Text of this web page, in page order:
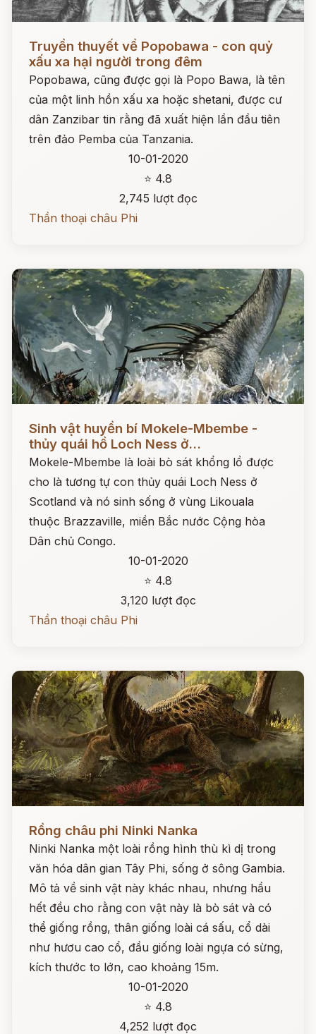
Đọc ngay
Truyền thuyết về Popobawa - con quỷ
xấu xa hại người trong đêm
Popobawa, cũng được gọi là Popo Bawa, là tên
của một linh hồn xấu xa hoặc shetani, được cư
dân Zanzibar tin rằng đã xuất hiện lần đầu tiên
trên đảo Pemba của Tanzania.
10-01-2020
⭐ 4.8
2,745 lượt đọc
Thần thoại châu Phi
Sinh vật huyền bí Mokele-Mbembe -
thủy quái hồ Loch Ness ở...
Mokele-Mbembe là loài bò sát khổng lồ được
cho là tương tự con thủy quái Loch Ness ở
Scotland và nó sinh sống ở vùng Likouala
thuộc Brazzaville, miền Bắc nước Cộng hòa
Dân chủ Congo.
10-01-2020
⭐ 4.8
3,120 lượt đọc
Thần thoại châu Phi
Đọc ngay
Rồng châu phi Ninki Nanka
Ninki Nanka một loài rồng hình thù kì dị trong
văn hóa dân gian Tây Phi, sống ở sông Gambia.
Mô tả về sinh vật này khác nhau, nhưng hầu
hết đều cho rằng con vật này là bò sát và có
thể giống rồng, thân giống loài cá sấu, cổ dài
như hươu cao cổ, đầu giống loài ngựa có sừng,
kích thước to lớn, cao khoảng 15m.
10-01-2020
⭐ 4.8
4,252 lượt đọc